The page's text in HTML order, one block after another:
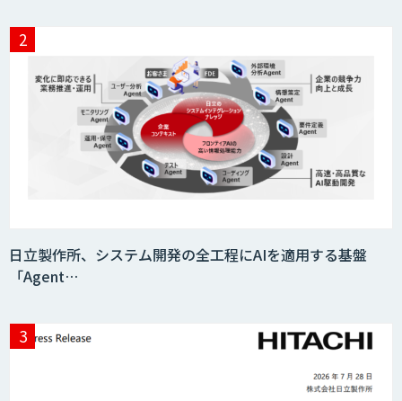
日立製作所、システム開発の全工程にAIを適用する基盤
「Agent…